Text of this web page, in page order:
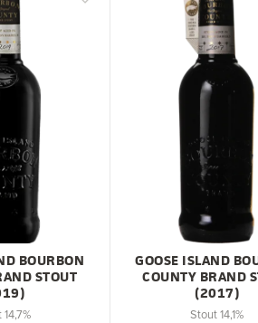
BOURBON
STOUT
GOOSE ISLAND
COUNTY BRAND
(2017)
Stout 14,1%